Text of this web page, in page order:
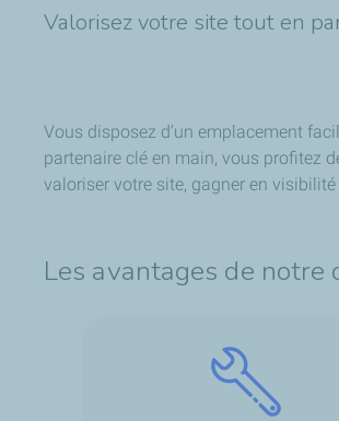
Valorisez votre site tout en
Vous disposez d’un emplacement
partenaire clé en main, vous profitez
valoriser votre site, gagner en
Les avantages de notre